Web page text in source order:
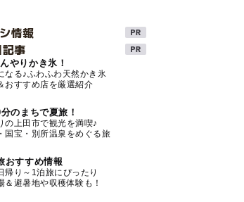
情報
事
やりかき氷！
なる♪ふわふわ天然かき氷
おすすめ店を厳選紹介
のまちで夏旅！
の上田市で観光を満喫♪
国宝・別所温泉をめぐる旅
おすすめ情報
帰り～1泊旅にぴったり
＆避暑地や収穫体験も！